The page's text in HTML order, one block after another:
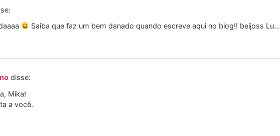
Saiba que faz um bem danado quando escreve aqui no blog!! beijoss Lu…
disse:
Mika!
a você.